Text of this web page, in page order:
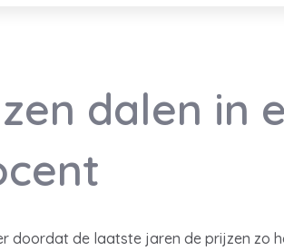
dalen in
doordat de laatste jaren de prijzen zo